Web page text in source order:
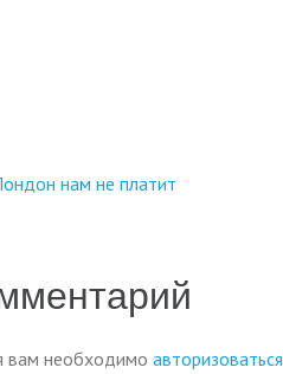
нам не платит
вам необходимо авторизоваться